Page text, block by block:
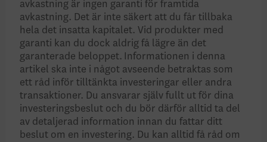
avkastning är ingen garanti för framtida
avkastning. Det är inte säkert att du får tillbaka
hela det insatta kapitalet. Vid produkter med
garanti kan du dock aldrig få lägre än det
garanterade beloppet. Informationen i denna
artikel ska inte i något avseende betraktas som
ett råd inför tilltänkta investeringar eller andra
transaktioner. Du ansvarar själv fullt ut för dina
investeringsbeslut och du bör därför alltid ta del
av detaljerad information innan du fattar ditt
beslut om en investering. Du kan alltid få råd om